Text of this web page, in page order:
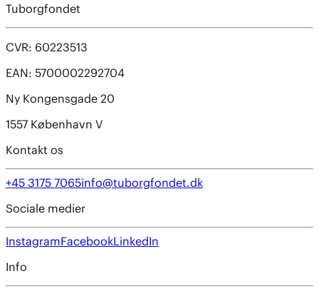
Tuborgfondet
CVR: 60223513
EAN: 5700002292704
Ny Kongensgade 20
1557 København V
Kontakt os
+45 3175 7065info@tuborgfondet.dk
Sociale medier
InstagramFacebookLinkedIn
Info